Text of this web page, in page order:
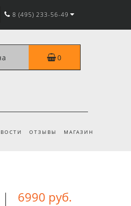
8 (495) 233-56-49
0
ОТЗЫВЫ МАГАЗИН
6990 руб.